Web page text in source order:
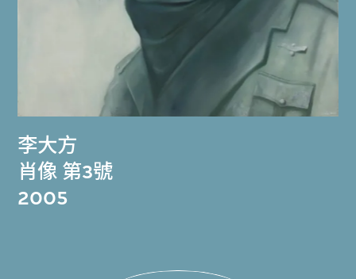
李大方
肖像 第3號
2005